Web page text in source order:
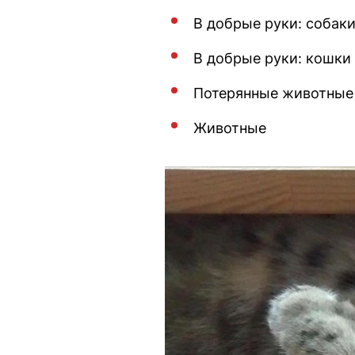
В добрые руки: собаки
В добрые руки: кошки
Потерянные животные
Животные